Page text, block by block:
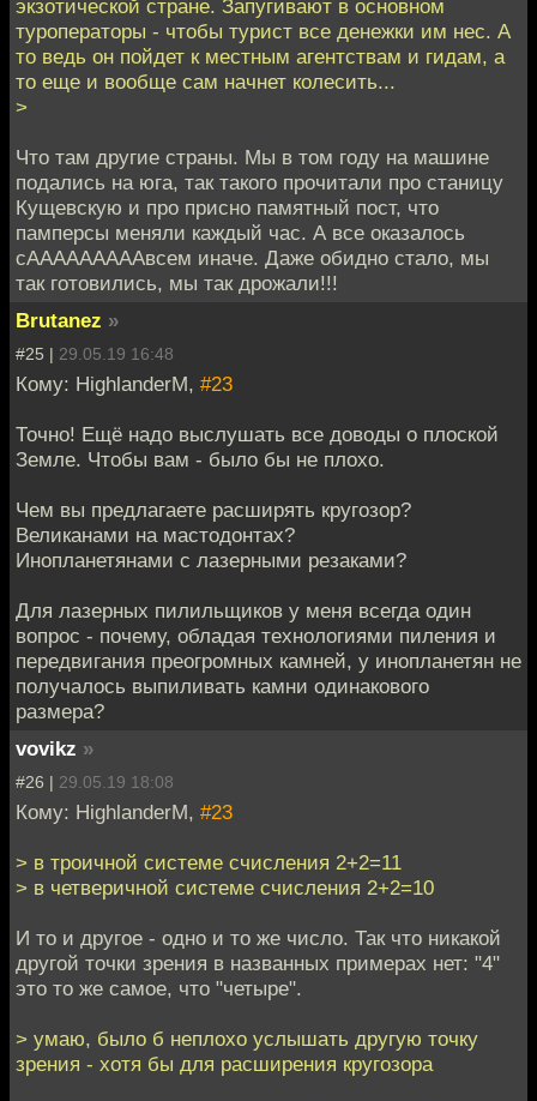
экзотической стране. Запугивают в основном
туроператоры - чтобы турист все денежки им нес. А
то ведь он пойдет к местным агентствам и гидам, а
то еще и вообще сам начнет колесить...
>
Что там другие страны. Мы в том году на машине
подались на юга, так такого прочитали про станицу
Кущевскую и про присно памятный пост, что
памперсы меняли каждый час. А все оказалось
сАААААААААвсем иначе. Даже обидно стало, мы
так готовились, мы так дрожали!!!
Brutanez »
#25 | 29.05.19 16:48
Кому: HighlanderM, #23
Точно! Ещё надо выслушать все доводы о плоской
Земле. Чтобы вам - было бы не плохо.
Чем вы предлагаете расширять кругозор?
Великанами на мастодонтах?
Инопланетянами с лазерными резаками?
Для лазерных пилильщиков у меня всегда один
вопрос - почему, обладая технологиями пиления и
передвигания преогромных камней, у инопланетян не
получалось выпиливать камни одинакового
размера?
vovikz »
#26 | 29.05.19 18:08
Кому: HighlanderM, #23
> в троичной системе счисления 2+2=11
> в четверичной системе счисления 2+2=10
И то и другое - одно и то же число. Так что никакой
другой точки зрения в названных примерах нет: "4"
это то же самое, что "четыре".
> умаю, было б неплохо услышать другую точку
зрения - хотя бы для расширения кругозора